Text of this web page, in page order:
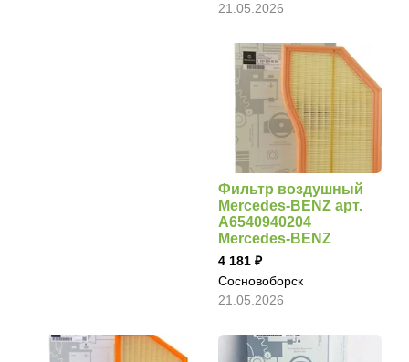
21.05.2026
Фильтр воздушный
Mercedes-BENZ арт.
A6540940204
Mercedes-BENZ
4 181
Сосновоборск
21.05.2026